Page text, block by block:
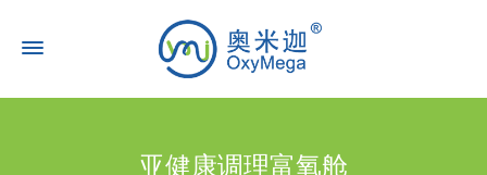
亚健康调理富氧舱